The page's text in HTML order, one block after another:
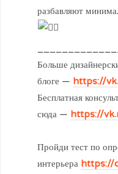
разбавляют
Больше
блоге — https://
Бесплатная
сюда — https://
Пройди тест по
интерьера https://